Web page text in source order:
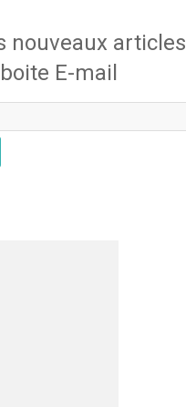
nouveaux articles
E-mail